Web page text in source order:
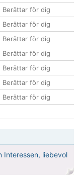
Berättar för dig
Berättar för dig
Berättar för dig
Berättar för dig
Berättar för dig
Berättar för dig
Berättar för dig
Interessen, liebevol